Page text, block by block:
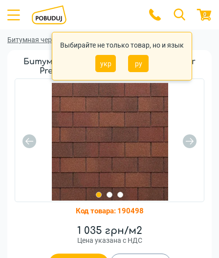
Выбирайте не только товар, но и язык
укр ру
0
Битумная черепица
Битумная черепица Tegola Rectangular
Premium 2-tone Red (2101030001002)
Код товара: 190498
1 035 грн/м2
Цена указана с НДС